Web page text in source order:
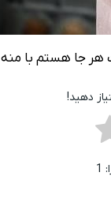
جا هستم با منه
دهید!
1